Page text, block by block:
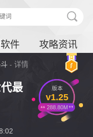
件 攻略资讯
- 详情
最
版本
v1.25
288.80M